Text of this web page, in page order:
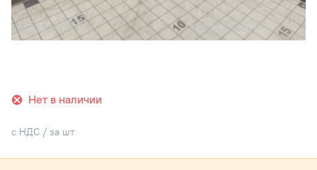
Нет в наличии
с НДС / за шт